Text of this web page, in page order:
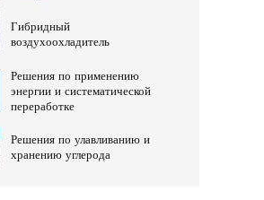
Гибридный
воздухоохладитель
Решения по применению
энергии и систематической
переработке
Решения по улавливанию и
хранению углерода